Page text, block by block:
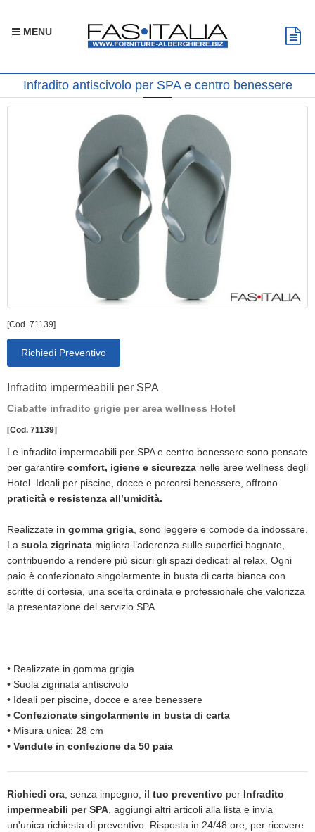
MENU
Infradito antiscivolo per SPA e centro benessere
[Cod. 71139]
Richiedi Preventivo
Infradito impermeabili per SPA
Ciabatte infradito grigie per area wellness Hotel
[Cod. 71139]
Le infradito impermeabili per SPA e centro benessere sono pensate
per garantire comfort, igiene e sicurezza nelle aree wellness degli
Hotel. Ideali per piscine, docce e percorsi benessere, offrono
praticità e resistenza all’umidità.
Realizzate in gomma grigia, sono leggere e comode da indossare.
La suola zigrinata migliora l’aderenza sulle superfici bagnate,
contribuendo a rendere più sicuri gli spazi dedicati al relax. Ogni
paio è confezionato singolarmente in busta di carta bianca con
scritte di cortesia, una scelta ordinata e professionale che valorizza
la presentazione del servizio SPA.
• Realizzate in gomma grigia
• Suola zigrinata antiscivolo
• Ideali per piscine, docce e aree benessere
• Confezionate singolarmente in busta di carta
• Misura unica: 28 cm
• Vendute in confezione da 50 paia
Richiedi ora, senza impegno, il tuo preventivo per Infradito
impermeabili per SPA, aggiungi altri articoli alla lista e invia
un'unica richiesta di preventivo. Risposta in 24/48 ore, per ricevere